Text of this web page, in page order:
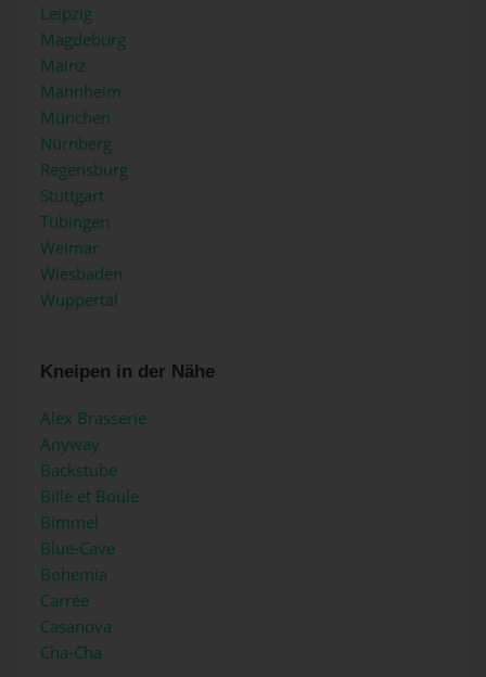
Leipzig
Magdeburg
Mainz
Mannheim
München
Nürnberg
Regensburg
Stuttgart
Tübingen
Weimar
Wiesbaden
Wuppertal
Kneipen in der Nähe
Alex Brasserie
Anyway
Backstube
Bille et Boule
Bimmel
Blue-Cave
Bohemia
Carrée
Casanova
Cha-Cha